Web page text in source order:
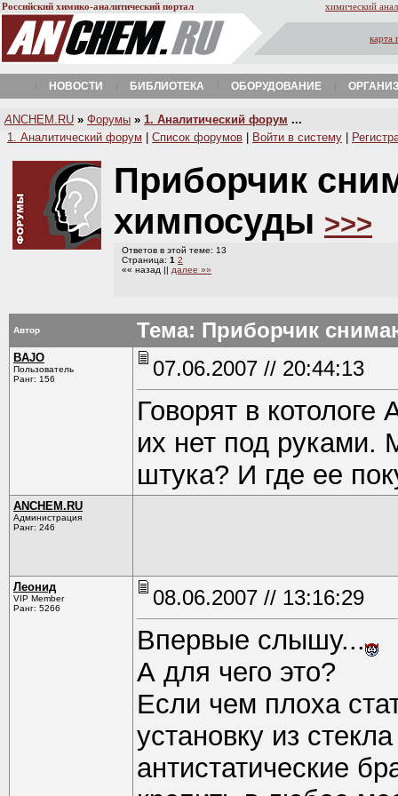
Российский химико-аналитический портал химический
карта
НОВОСТИ БИБЛИОТЕКА ОБОРУДОВАНИЕ
A NCHEM.RU » Форумы » 1. Аналитический форум ...
1. Аналитический форум
Список форумов Войти в систему
Приборчик
химпосуды >>>
Ответов в этой теме: 13
Страница: 1 2
«« назад || далее »»
Автор Тема: Приборчик
BAJO
Пользователь
Ранг: 156
07.06.2007 // 20:44:13
Говорят в
их нет под руками.
штука? И где ее
ANCHEM.RU
Администрация
Ранг: 246
Леонид
VIP Member
Ранг: 5266
08.06.2007 // 13:16:29
Впервые слышу...
А для чего это?
Если чем плоха
установку из
антистатические